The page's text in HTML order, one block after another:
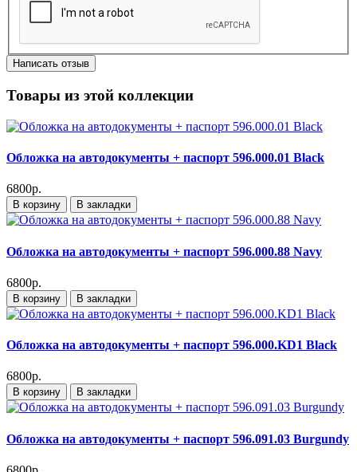
Написать отзыв
Товары из этой коллекции
Обложка на автодокументы + паспорт 596.000.01 Black
6800р.
В корзину В закладки
Обложка на автодокументы + паспорт 596.000.88 Navy
6800р.
В корзину В закладки
Обложка на автодокументы + паспорт 596.000.KD1 Black
6800р.
В корзину В закладки
Обложка на автодокументы + паспорт 596.091.03 Burgundy